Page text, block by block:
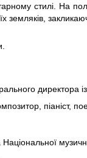
стилі. На
земляків,
директора
піаніст,